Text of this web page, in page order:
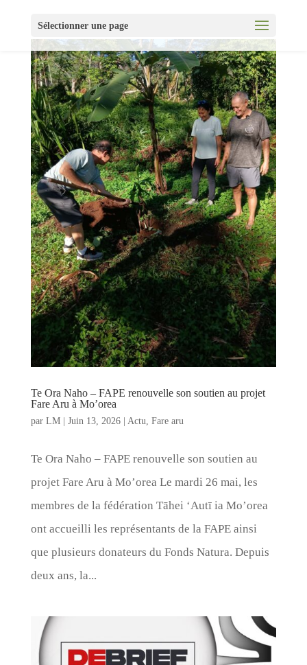
Sélectionner une page
Te Ora Naho – FAPE renouvelle son soutien au projet
Fare Aru à Mo’orea
par LM| Juin 13, 2026| Actu Fare aru
Te Ora Naho – FAPE renouvelle son soutien au
projet Fare Aru à Mo’orea Le mardi 26 mai, les
membres de la fédération Tāhei ‘Autī ia Mo’orea
ont accueilli les représentants de la FAPE ainsi
que plusieurs donateurs du Fonds Natura. Depuis
deux ans, la...